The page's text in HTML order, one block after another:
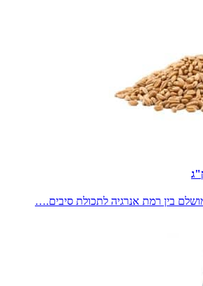
מושלם בין רמת אנרגיה לתכולת סיבים.…